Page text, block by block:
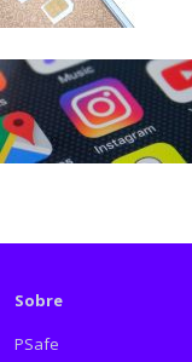
Sobre
PSafe